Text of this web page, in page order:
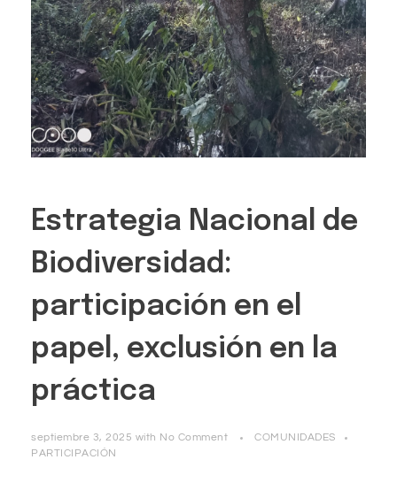
Estrategia Nacional de
Biodiversidad:
participación en el
papel, exclusión en la
práctica
septiembre 3, 2025 with No Comment
COMUNIDADES
PARTICIPACIÓN